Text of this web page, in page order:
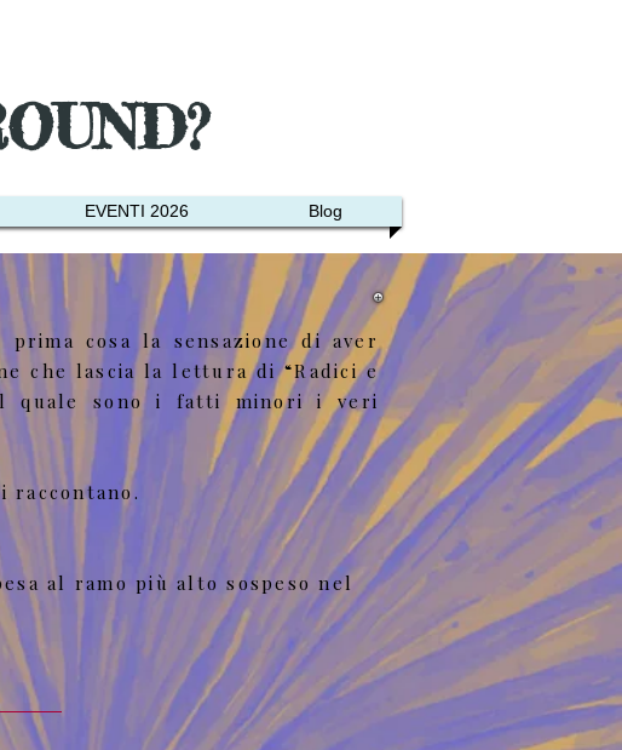
EVENTI 2026 Blog
cosa la sensazione di aver
che lascia la lettura di “Radici e
quale sono i fatti minori i veri
raccontano.
al ramo più alto sospeso nel